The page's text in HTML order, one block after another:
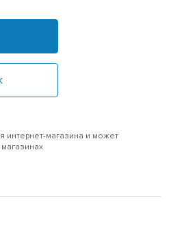
интернет-магазина и может